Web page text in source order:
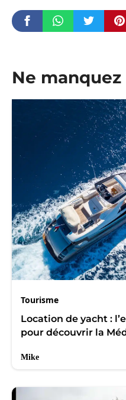
Ne manquez
Tourisme
Location de yacht :
pour découvrir la
Mike